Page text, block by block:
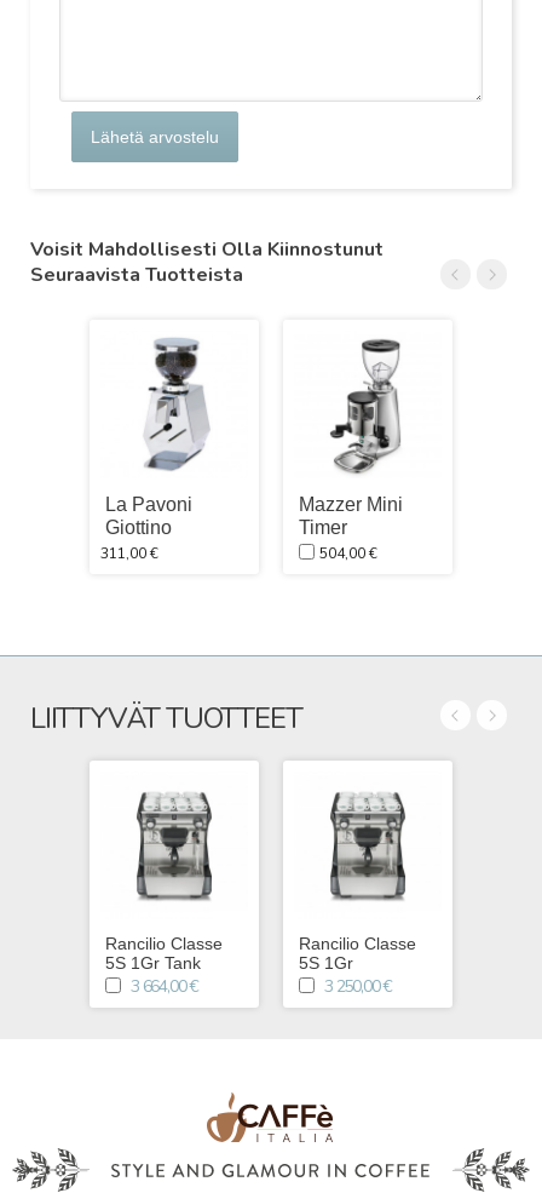
Lähetä arvostelu
Voisit Mahdollisesti Olla Kiinnostunut
Seuraavista Tuotteista
La Pavoni
Giottino
311,00 €
Mazzer Mini
Timer
504,00 €
LIITTYVÄT TUOTTEET
Rancilio Classe
5S 1Gr Tank
3 664,00 €
Rancilio Classe
5S 1Gr
3 250,00 €